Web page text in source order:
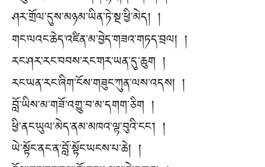
ཤར་གྲོལ་དུས་མཉམ་ཡིན་ཏེ་སྔ་ཕྱི་མེད། །
གང་ལའང་ཆེད་འཛིན་མ་བྱེད་གཟའ་གཏད་བྲལ། །
རང་ཤར་རང་བབས་རང་གར་ཡན་དུ་ཆུག །
རང་ཡན་རང་ཞིག་ངོས་གཟུང་ཀུན་ལས་འདས། །
བློ་ཡིས་མ་གཟོ་འགྱུ་བ་མ་དགག་ཅིག །
ཕྱི་ནང་ཡུལ་མེད་ནམ་མཁའ་ལྟ་བུའི་ངང༌། །
ཡེ་སྟོང་ནང་ན་བློ་སྟོང་ཡངས་པ་ཆེ། །